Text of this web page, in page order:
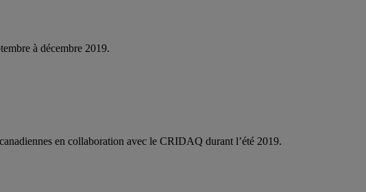
à décembre 2019.
en collaboration avec le CRIDAQ durant l’été 2019.